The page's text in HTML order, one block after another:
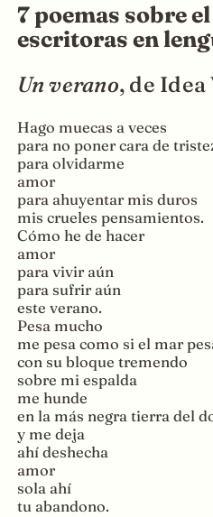
7 poemas sobre
escritoras en
Un verano, de
Hago muecas a veces
para no poner cara de
para olvidarme
amor
para ahuyentar mis duros
mis crueles pensamientos.
Cómo he de hacer
amor
para vivir aún
para sufrir aún
este verano.
Pesa mucho
me pesa como si el mar
con su bloque tremendo
sobre mi espalda
me hunde
en la más negra tierra del
y me deja
ahí deshecha
amor
sola ahí
tu abandono.